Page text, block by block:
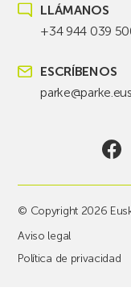
LLÁMANOS
+34 944 039
ESCRÍBENOS
parke@parke.eus
© Copyright 2026
Aviso legal
Política de privacidad